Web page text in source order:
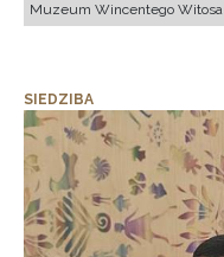
Muzeum Wincentego
SIEDZIBA